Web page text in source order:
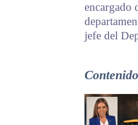
encargado
jefe del